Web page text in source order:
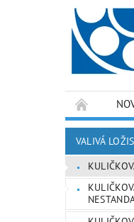
VALIVÁ